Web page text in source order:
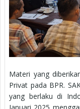
Materi yang
Privat pada BPR.
yang berlaku di